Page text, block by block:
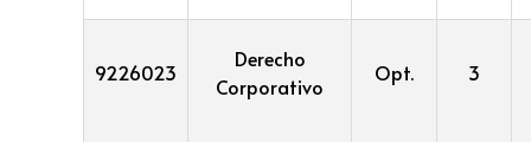
9226023
Derecho
Corporativo
Opt. 3